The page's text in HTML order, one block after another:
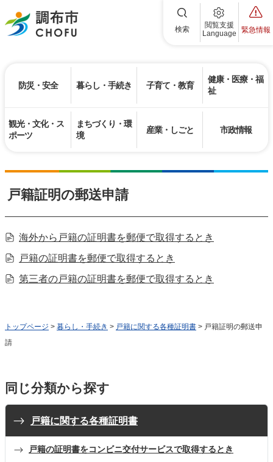
調布市 検索
閲覧支援
Language
緊急情報
防災・安全 暮らし・手続き 子育て・教育
健康・医療・福
祉
観光・文化・ス
ポーツ
まちづくり・環
境
産業・しごと 市政情報
戸籍証明の郵送申請
海外から戸籍の証明書を郵便で取得するとき
戸籍の証明書を郵便で取得するとき
第三者の戸籍の証明書を郵便で取得するとき
トップページ > 暮らし・手続き > 戸籍に関する各種証明書 > 戸籍証明の郵送申
請
同じ分類から探す
戸籍に関する各種証明書
戸籍の証明書をコンビニ交付サービスで取得するとき